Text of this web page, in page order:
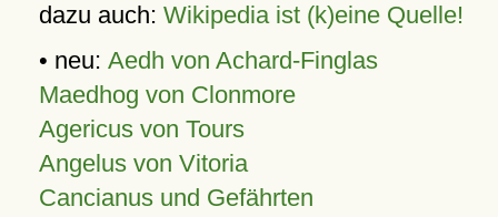
dazu auch: Wikipedia ist (k)eine Quelle!
• neu: Aedh von Achard-Finglas
Maedhog von Clonmore
Agericus von Tours
Angelus von Vitoria
Cancianus und Gefährten